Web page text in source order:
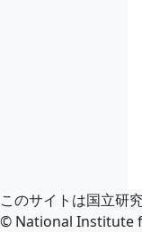
このサイトは国立研
© National Institute